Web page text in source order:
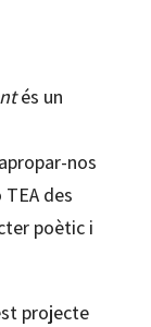
és un
nos
des
poètic i
projecte